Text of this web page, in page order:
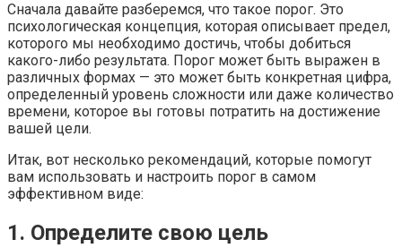
Сначала давайте разберемся, что такое порог. Это
психологическая концепция, которая описывает предел,
которого мы необходимо достичь, чтобы добиться
какого-либо результата. Порог может быть выражен в
различных формах — это может быть конкретная цифра,
определенный уровень сложности или даже количество
времени, которое вы готовы потратить на достижение
вашей цели.
Итак, вот несколько рекомендаций, которые помогут
вам использовать и настроить порог в самом
эффективном виде:
1. Определите свою цель